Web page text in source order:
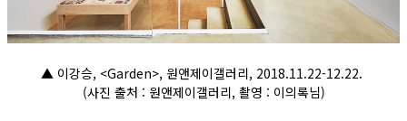
▲ 이강승, <Garden>, 원앤제이갤러리, 2018.11.22-12.22.
(사진 출처 : 원앤제이갤러리, 촬영 : 이의록님)